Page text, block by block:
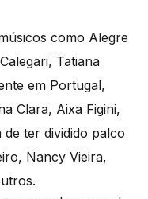
como Alegre
Tatiana
em Portugal,
Clara, Aixa Figini,
ter dividido palco
Nancy Vieira,